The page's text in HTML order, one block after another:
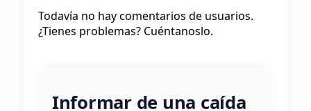
Todavía no hay comentarios de usuarios.
¿Tienes problemas? Cuéntanoslo.
Informar de una caída